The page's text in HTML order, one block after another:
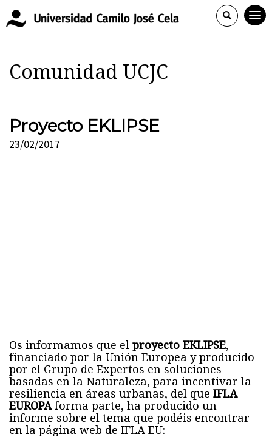
Comunidad UCJC
Proyecto EKLIPSE
23/02/2017
Os informamos que el proyecto EKLIPSE,
financiado por la Unión Europea y producido
por el Grupo de Expertos en soluciones
basadas en la Naturaleza, para incentivar la
resiliencia en áreas urbanas, del que IFLA
EUROPAforma parte, ha producido un
informe sobre el tema que podéis encontrar
en la página web de IFLA EU: